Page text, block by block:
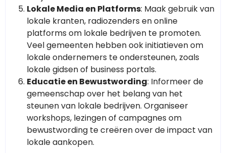
Lokale Media en Platforms: Maak gebruik van
lokale kranten, radiozenders en online
platforms om lokale bedrijven te promoten.
Veel gemeenten hebben ook initiatieven om
lokale ondernemers te ondersteunen, zoals
lokale gidsen of business portals.
Educatie en Bewustwording: Informeer de
gemeenschap over het belang van het
steunen van lokale bedrijven. Organiseer
workshops, lezingen of campagnes om
bewustwording te creëren over de impact van
lokale aankopen.